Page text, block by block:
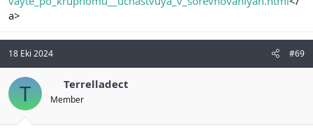
a>
18 Eki 2024 #69
T Terrelladect
Member